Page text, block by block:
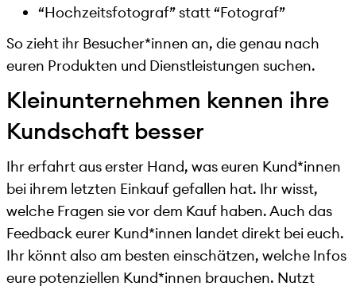
“Hochzeitsfotograf” statt “Fotograf”
So zieht ihr Besucher*innen an, die genau nach
euren Produkten und Dienstleistungen suchen.
Kleinunternehmen kennen ihre
Kundschaft besser
Ihr erfahrt aus erster Hand, was euren Kund*innen
bei ihrem letzten Einkauf gefallen hat. Ihr wisst,
welche Fragen sie vor dem Kauf haben. Auch das
Feedback eurer Kund*innen landet direkt bei euch.
Ihr könnt also am besten einschätzen, welche Infos
eure potenziellen Kund*innen brauchen. Nutzt